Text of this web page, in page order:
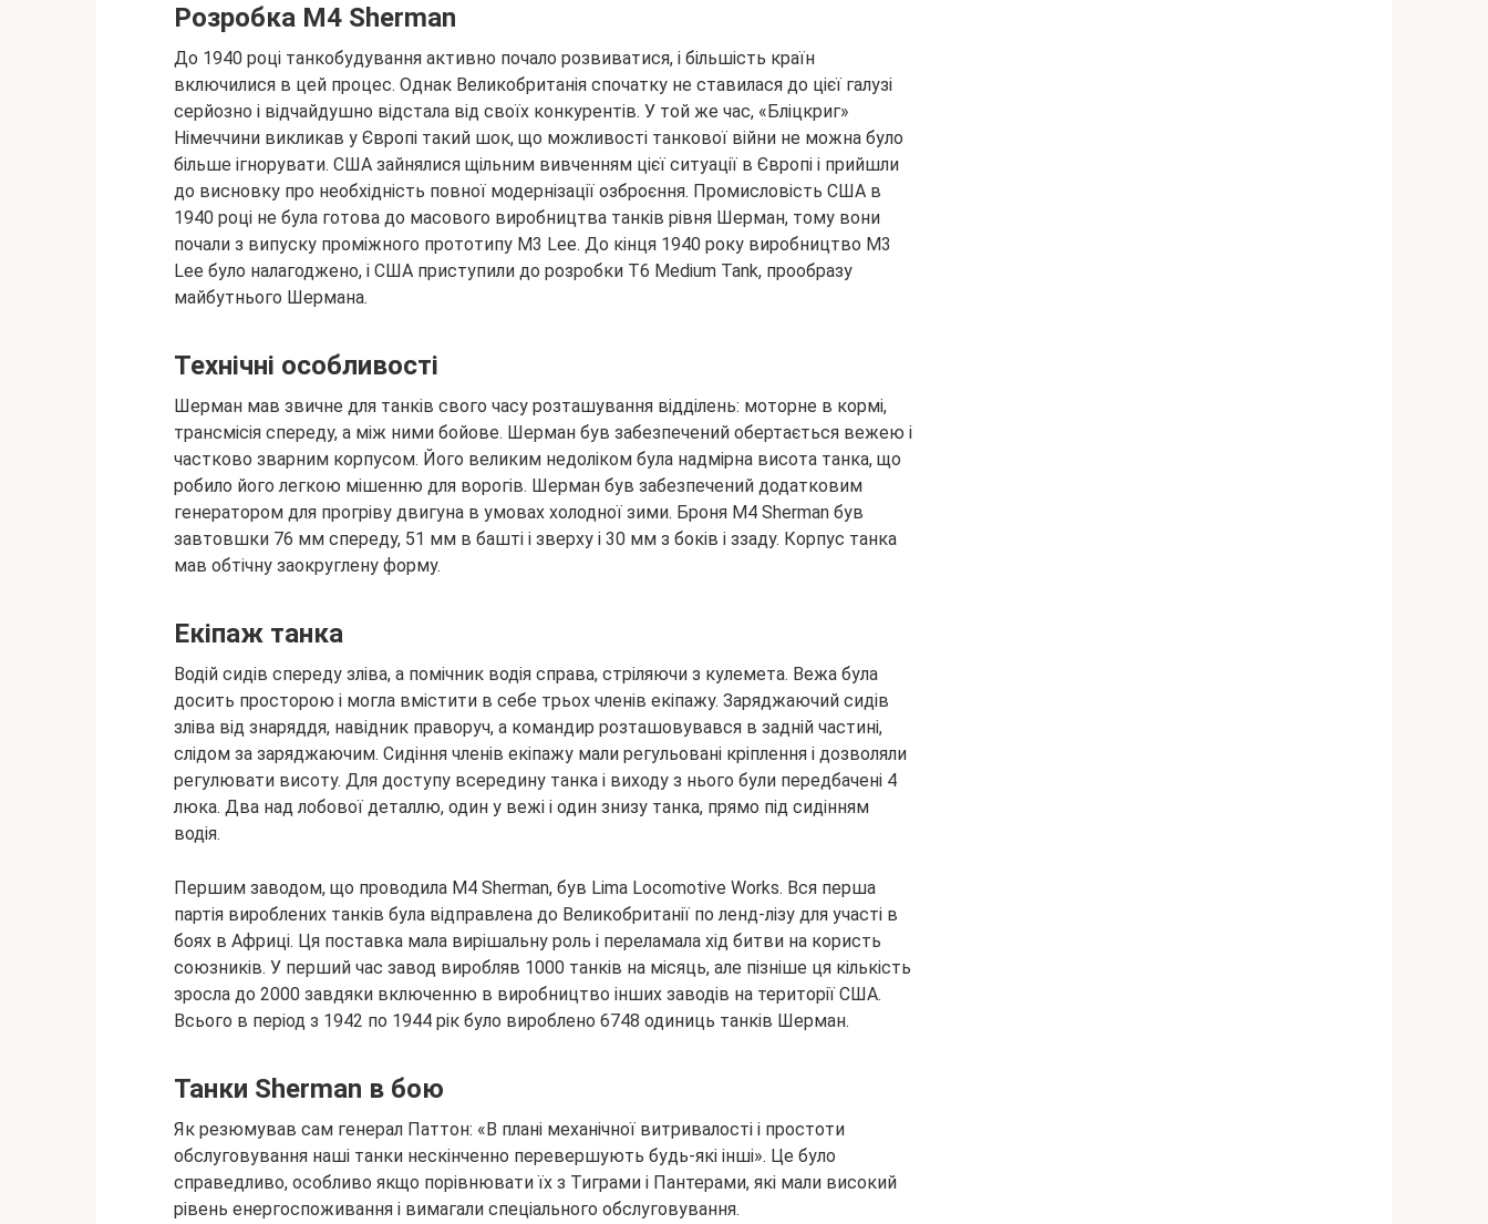
Розробка M4 Sherman
До 1940 році танкобудування активно почало розвиватися, і більшість країн
включилися в цей процес. Однак Великобританія спочатку не ставилася до цієї галузі
серйозно і відчайдушно відстала від своїх конкурентів. У той же час, «Бліцкриг»
Німеччини викликав у Європі такий шок, що можливості танкової війни не можна було
більше ігнорувати. США зайнялися щільним вивченням цієї ситуації в Європі і прийшли
до висновку про необхідність повної модернізації озброєння. Промисловість США в
1940 році не була готова до масового виробництва танків рівня Шерман, тому вони
почали з випуску проміжного прототипу M3 Lee. До кінця 1940 року виробництво M3
Lee було налагоджено, і США приступили до розробки T6 Medium Tank, прообразу
майбутнього Шермана.
Технічні особливості
Шерман мав звичне для танків свого часу розташування відділень: моторне в кормі,
трансмісія спереду, а між ними бойове. Шерман був забезпечений обертається вежею і
частково зварним корпусом. Його великим недоліком була надмірна висота танка, що
робило його легкою мішенню для ворогів. Шерман був забезпечений додатковим
генератором для прогріву двигуна в умовах холодної зими. Броня M4 Sherman був
завтовшки 76 мм спереду, 51 мм в башті і зверху і 30 мм з боків і ззаду. Корпус танка
мав обтічну заокруглену форму.
Екіпаж танка
Водій сидів спереду зліва, а помічник водія справа, стріляючи з кулемета. Вежа була
досить просторою і могла вмістити в себе трьох членів екіпажу. Заряджаючий сидів
зліва від знаряддя, навідник праворуч, а командир розташовувався в задній частині,
слідом за заряджаючим. Сидіння членів екіпажу мали регульовані кріплення і дозволяли
регулювати висоту. Для доступу всередину танка і виходу з нього були передбачені 4
люка. Два над лобової деталлю, один у вежі і один знизу танка, прямо під сидінням
водія.
Першим заводом, що проводила M4 Sherman, був Lima Locomotive Works. Вся перша
партія вироблених танків була відправлена до Великобританії по ленд-лізу для участі в
боях в Африці. Ця поставка мала вирішальну роль і переламала хід битви на користь
союзників. У перший час завод виробляв 1000 танків на місяць, але пізніше ця кількість
зросла до 2000 завдяки включенню в виробництво інших заводів на території США.
Всього в період з 1942 по 1944 рік було вироблено 6748 одиниць танків Шерман.
Танки Sherman в бою
Як резюмував сам генерал Паттон: «В плані механічної витривалості і простоти
обслуговування наші танки нескінченно перевершують будь-які інші». Це було
справедливо, особливо якщо порівнювати їх з Тиграми і Пантерами, які мали високий
рівень енергоспоживання і вимагали спеціального обслуговування.